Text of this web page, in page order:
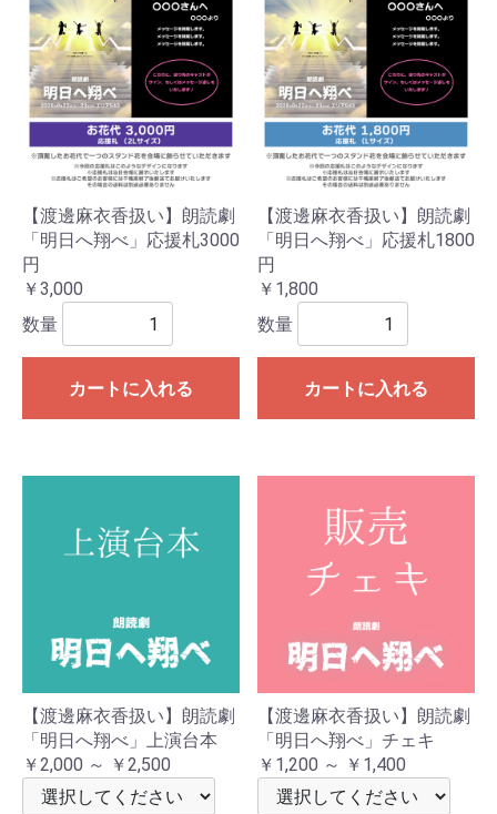
【渡邊麻衣香扱い】朗読劇
「明日へ翔べ」応援札3000
円
￥3,000
数量
カートに入れる
【渡邊麻衣香扱い】朗読劇
「明日へ翔べ」応援札1800
円
￥1,800
数量
カートに入れる
【渡邊麻衣香扱い】朗読劇
「明日へ翔べ」上演台本
￥2,000 ～ ￥2,500
【渡邊麻衣香扱い】朗読劇
「明日へ翔べ」チェキ
￥1,200 ～ ￥1,400